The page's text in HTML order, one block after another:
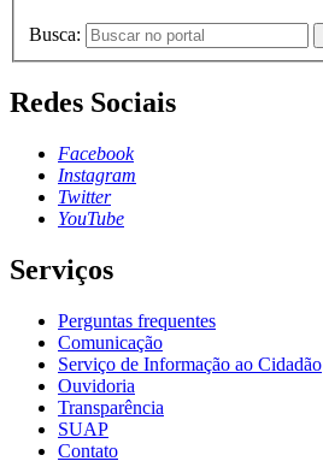
Busca:
Redes Sociais
Facebook
Instagram
Twitter
YouTube
Serviços
Perguntas frequentes
Comunicação
Serviço de Informação ao Cidadão
Ouvidoria
Transparência
SUAP
Contato